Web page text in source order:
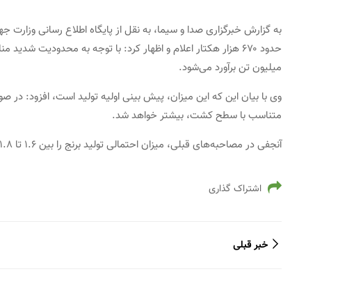
به گزارش خبرگزاری صدا و سیما، به نقل از پایگاه اطلاع رسانی
میلیون تن برآورد می‌شود.
وی با بیان این که این میزان، پیش بینی اولیه تولید است، افزود:
متناسب با سطح کشت، بیشتر خواهد شد.
آنجفی در مصاحبه‌های قبلی، میزان احتمالی تولید برنج را بین ۱.۶ تا ۱.۸ میلیون تن پیش بینی کرده بود.
اشتراک گذاری
خبر قبلی